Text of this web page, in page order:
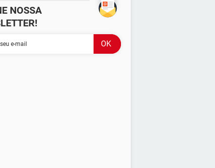
NOSSA